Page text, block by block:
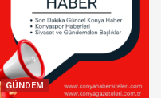
GÜNDEM